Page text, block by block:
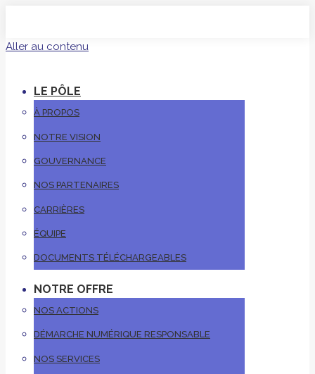
Aller au contenu
LE PÔLE
À PROPOS
NOTRE VISION
GOUVERNANCE
NOS PARTENAIRES
CARRIÈRES
ÉQUIPE
DOCUMENTS TÉLÉCHARGEABLES
NOTRE OFFRE
NOS ACTIONS
DÉMARCHE NUMÉRIQUE RESPONSABLE
NOS SERVICES